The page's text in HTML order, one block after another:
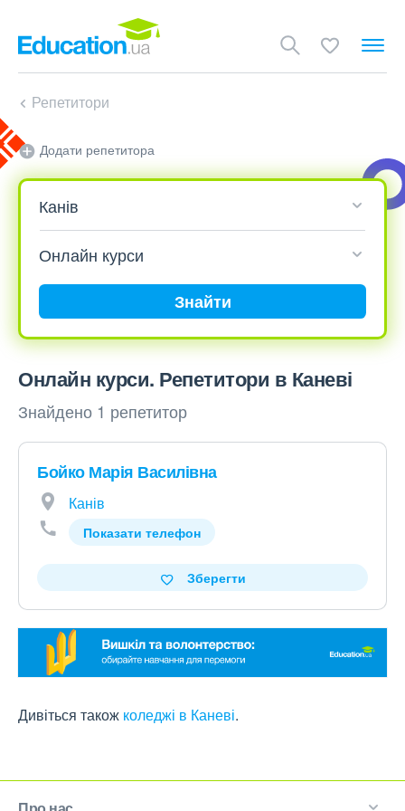
Репетитори
Додати репетитора
Знайти
Онлайн курси. Репетитори в Каневі
Знайдено 1 репетитор
Бойко Марія Василівна
Канів
Показати телефон
Зберегти
Дивіться також коледжі в Каневі.